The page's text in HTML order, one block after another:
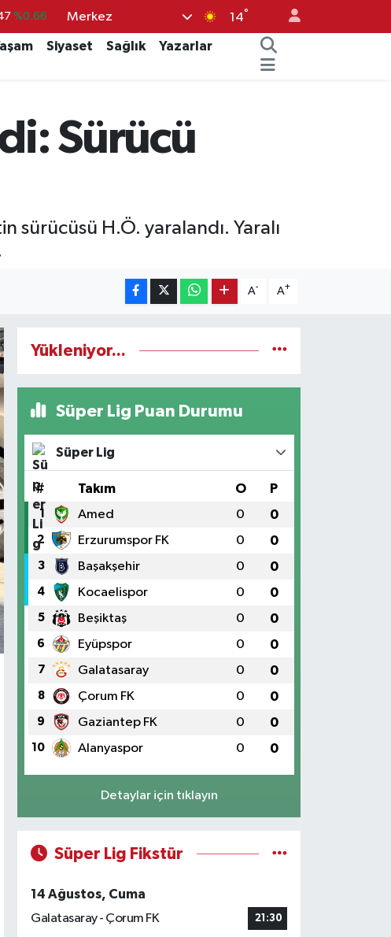
%0.05
%0.18
13.703 %0
Merkez 14°
Siyaset Sağlık
Yazarlar
Sürücü
sürücüsü H.Ö. yaralandı. Yaralı
A- A+
Yükleniyor...
Süper Lig Puan Durumu
Süper Lig
# Takım O P
1 Amed 0 0
2 Erzurumspor FK 0 0
3 Başakşehir 0 0
4 Kocaelispor 0 0
5 Beşiktaş 0 0
6 Eyüpspor 0 0
7 Galatasaray 0 0
8 Çorum FK 0 0
9 Gaziantep FK 0 0
10 Alanyaspor 0 0
Detaylar için tıklayın
Süper Lig Fikstür
14 Ağustos, Cuma
Galatasaray - Çorum FK
21:30